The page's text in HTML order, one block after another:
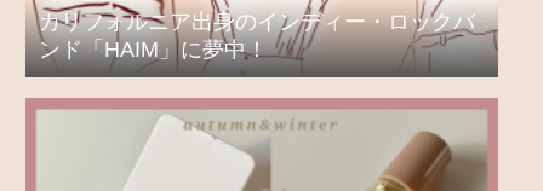
カリフォルニア出身のインディー・ロックバ
ンド「HAIM」に夢中！